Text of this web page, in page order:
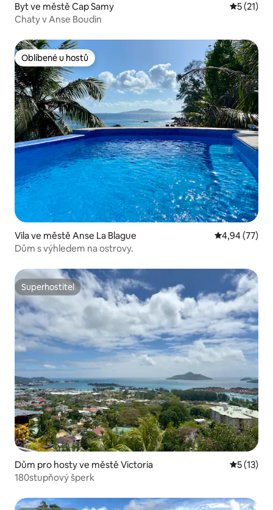
Byt ve městě Cap Samy
5 (21)
Chaty v Anse Boudin
Oblíbené u hostů
Oblíbené u hostů
Vila ve městě Anse La Blague Průměrné
4,94 (77)
Dům s výhledem na ostrovy.
Superhostitel
Superhostitel
Dům pro hosty ve městě Victoria
5 (13)
180stupňový šperk